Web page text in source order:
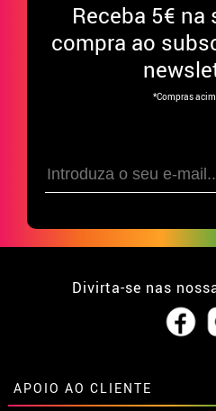
Receba 5€ na
compra ao
*Compras
Divirta-se nas
APOIO AO CLIENTE